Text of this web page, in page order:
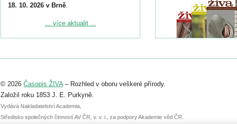
18. 10. 2026 v Brně.
Podrobnější informace ke konferenci
Registrovat se můžete do 6. září.
abstraktu přihlášené přednášky nebo
posteru je už 30. června.
... více aktualit ...
© 2026 Časopis ŽIVA– Rozhled v oboru veškeré přírody.
Založil roku 1853 J. E. Purkyně.
Vydává Nakladatelství Academia,
Středisko společných činností AV ČR, v. v. i., za podpory Akademie věd ČR.